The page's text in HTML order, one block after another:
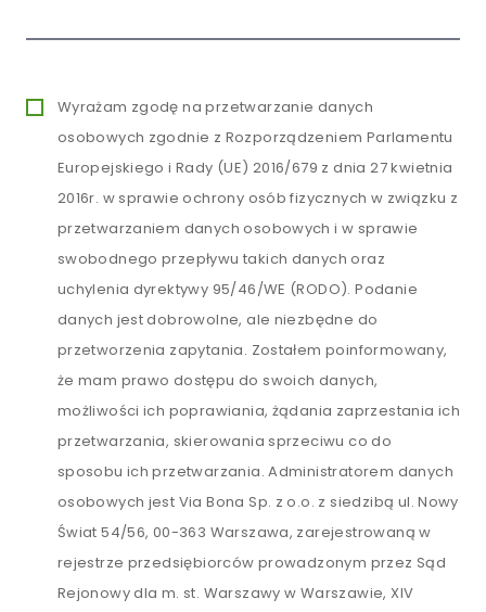
Wyrażam zgodę na przetwarzanie danych
osobowych zgodnie z Rozporządzeniem Parlamentu
Europejskiego i Rady (UE) 2016/679 z dnia 27 kwietnia
2016r. w sprawie ochrony osób fizycznych w związku z
przetwarzaniem danych osobowych i w sprawie
swobodnego przepływu takich danych oraz
uchylenia dyrektywy 95/46/WE (RODO). Podanie
danych jest dobrowolne, ale niezbędne do
przetworzenia zapytania. Zostałem poinformowany,
że mam prawo dostępu do swoich danych,
możliwości ich poprawiania, żądania zaprzestania ich
przetwarzania, skierowania sprzeciwu co do
sposobu ich przetwarzania. Administratorem danych
osobowych jest Via Bona Sp. z o.o. z siedzibą ul. Nowy
Świat 54/56, 00-363 Warszawa, zarejestrowaną w
rejestrze przedsiębiorców prowadzonym przez Sąd
Rejonowy dla m. st. Warszawy w Warszawie, XIV